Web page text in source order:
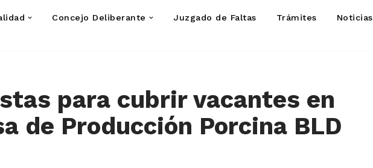
Concejo Deliberante Juzgado de Faltas Trámites Noticias
para cubrir vacantes en
de Producción Porcina BLD